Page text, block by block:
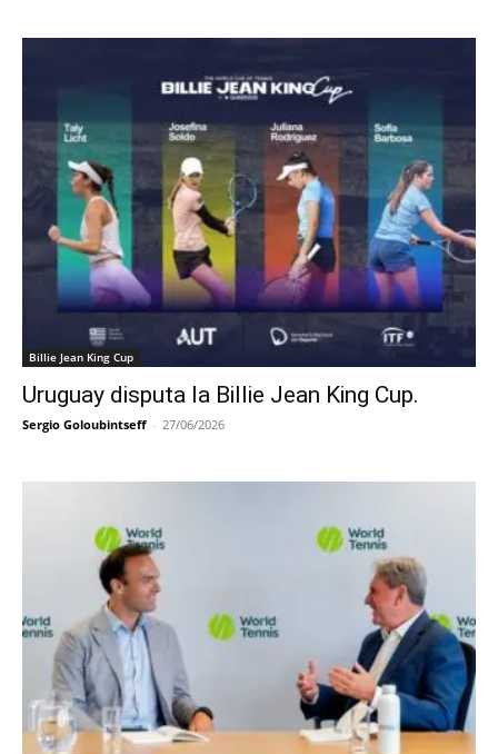
Billie Jean King Cup
Uruguay disputa la Billie Jean King Cup.
Sergio Goloubintseff - 27/06/2026